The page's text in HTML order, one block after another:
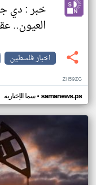
خبر : دي
العيون..
اخبار فلسطين
ZH59ZG
سما الإخبارية• samanews.ps